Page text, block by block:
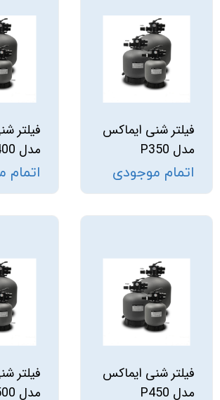
فیلتر شنی ایماکس
مدل P350
اتمام موجودی
فیلتر
مدل P400
اتمام
فیلتر شنی ایماکس
مدل P450
فیلتر
مدل P500